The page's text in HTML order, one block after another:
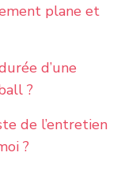
plane et
d’une
?
de l’entretien
?